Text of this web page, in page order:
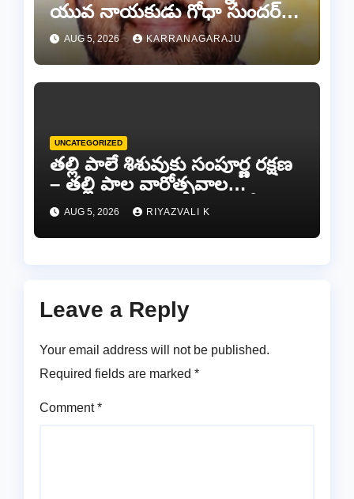
యువ నాయకుడు గోధా సుందర్
రెడ్డి.AUG 5, 2026 KARRANAGARAJU
UNCATEGORIZED
తల్లి పాలే శిశువుకు సంపూర్ణ రక్షణ
– తల్లి పాల వారోత్సవాల
సందర్భంగా అవగాహన ర్యాలీ…
AUG 5, 2026 RIYAZVALI K
Leave a Reply
Your email address will not be published.
Required fields are marked *
Comment*